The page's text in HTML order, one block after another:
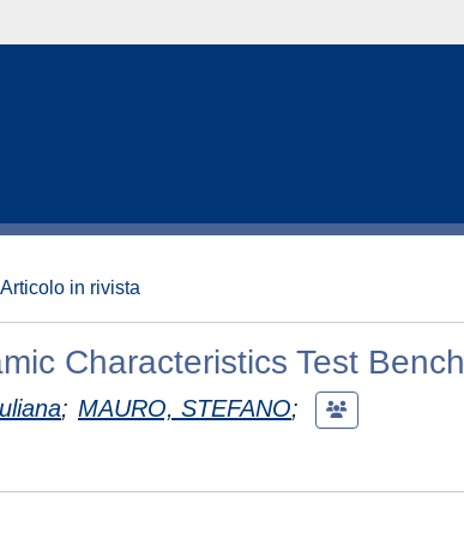
in rivista
Characteristics Test Bench
; MAURO, STEFANO;